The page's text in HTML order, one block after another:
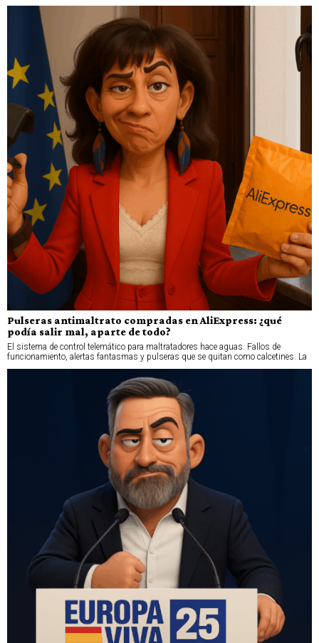
Pulseras antimaltrato compradas en AliExpress: ¿qué
podía salir mal, aparte de todo?
El sistema de control telemático para maltratadores hace aguas. Fallos de
funcionamiento, alertas fantasmas y pulseras que se quitan como calcetines. La